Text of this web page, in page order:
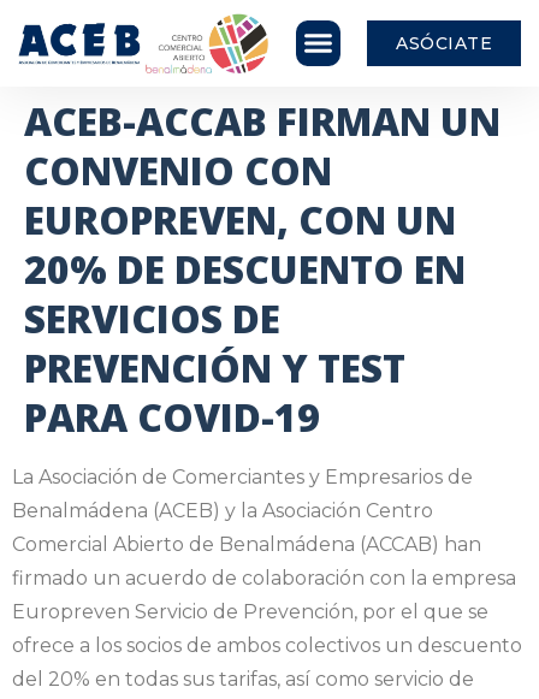
ASÓCIATE
ACEB-ACCAB FIRMAN UN
CONVENIO CON
EUROPREVEN, CON UN
20% DE DESCUENTO EN
SERVICIOS DE
PREVENCIÓN Y TEST
PARA COVID-19
La Asociación de Comerciantes y Empresarios de
Benalmádena (ACEB) y la Asociación Centro
Comercial Abierto de Benalmádena (ACCAB) han
firmado un acuerdo de colaboración con la empresa
Europreven Servicio de Prevención, por el que se
ofrece a los socios de ambos colectivos un descuento
del 20% en todas sus tarifas, así como servicio de